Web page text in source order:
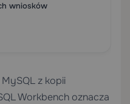
wniosków
z kopii
Workbench oznacza